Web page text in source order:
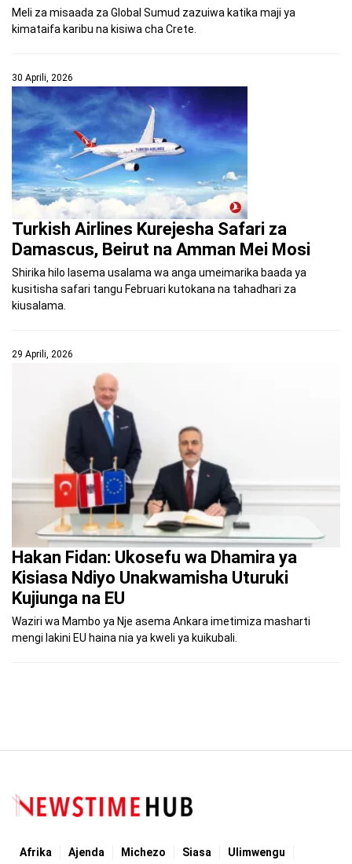
Meli za misaada za Global Sumud zazuiwa katika maji ya
kimataifa karibu na kisiwa cha Crete.
30 Aprili, 2026
Turkish Airlines Kurejesha Safari za
Damascus, Beirut na Amman Mei Mosi
Shirika hilo lasema usalama wa anga umeimarika baada ya
kusitisha safari tangu Februari kutokana na tahadhari za
kiusalama.
29 Aprili, 2026
Hakan Fidan: Ukosefu wa Dhamira ya
Kisiasa Ndiyo Unakwamisha Uturuki
Kujiunga na EU
Waziri wa Mambo ya Nje asema Ankara imetimiza masharti
mengi lakini EU haina nia ya kweli ya kuikubali.
Afrika Ajenda Michezo Siasa Ulimwengu